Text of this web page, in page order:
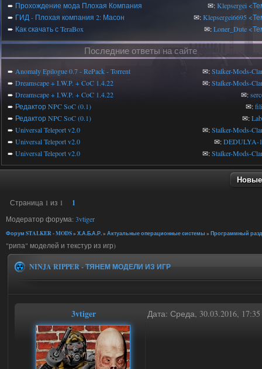
➨ Прохождение мода Плохая Компания ✉:Klepsergei
➨ ГИД - Плохая компания 2: Масон ✉:Klepsergei6695
➨ Как скачать с TeraBox ✉:Loner_Dute
Последние ответы на сайте
➨ Anomaly Epilogue 0.7 - RePack - Torrent ✉:Stalker-Mods-
➨ Dreamscape + I.W.P. + CoC 1.4.22 ✉:Stalker-Mods-
➨ Dreamscape + I.W.P. + CoC 1.4.22 ✉:
➨ Редактор NPC SoC (0.1) ✉:
➨ Редактор NPC SoC (0.1) ✉:
➨ Universal Teleport v2.0 ✉:Stalker-Mods-
➨ Universal Teleport v2.0 ✉:DEDULYA-
➨ Universal Teleport v2.0 ✉:Stalker-Mods-
Страница 1 из 1 1
Модератор форума: 3vtiger
Форум STALKER - MODS» Х.А.Б.А.Р.» Актуальные операционные системы » Программный
"рипа" моделей и текстур из игр)
NINJA RIPPER - ТЯНЕМ МОДЕЛИ ИЗ ИГР
3vtiger Дата: Среда, 30.03.2016,